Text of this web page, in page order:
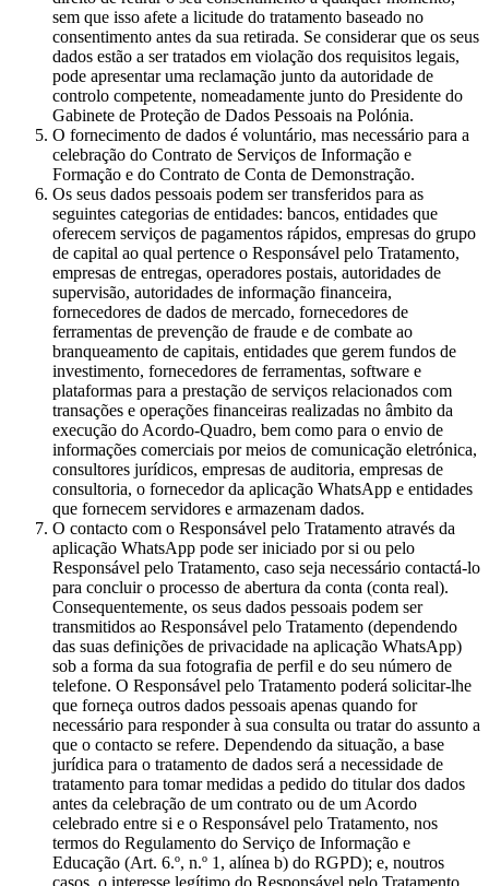
sem que isso afete a licitude do tratamento baseado no
consentimento antes da sua retirada. Se considerar que os seus
dados estão a ser tratados em violação dos requisitos legais,
pode apresentar uma reclamação junto da autoridade de
controlo competente, nomeadamente junto do Presidente do
Gabinete de Proteção de Dados Pessoais na Polónia.
O fornecimento de dados é voluntário, mas necessário para a
celebração do Contrato de Serviços de Informação e
Formação e do Contrato de Conta de Demonstração.
Os seus dados pessoais podem ser transferidos para as
seguintes categorias de entidades: bancos, entidades que
oferecem serviços de pagamentos rápidos, empresas do grupo
de capital ao qual pertence o Responsável pelo Tratamento,
empresas de entregas, operadores postais, autoridades de
supervisão, autoridades de informação financeira,
fornecedores de dados de mercado, fornecedores de
ferramentas de prevenção de fraude e de combate ao
branqueamento de capitais, entidades que gerem fundos de
investimento, fornecedores de ferramentas, software e
plataformas para a prestação de serviços relacionados com
transações e operações financeiras realizadas no âmbito da
execução do Acordo-Quadro, bem como para o envio de
informações comerciais por meios de comunicação eletrónica,
consultores jurídicos, empresas de auditoria, empresas de
consultoria, o fornecedor da aplicação WhatsApp e entidades
que fornecem servidores e armazenam dados.
O contacto com o Responsável pelo Tratamento através da
aplicação WhatsApp pode ser iniciado por si ou pelo
Responsável pelo Tratamento, caso seja necessário contactá-lo
para concluir o processo de abertura da conta (conta real).
Consequentemente, os seus dados pessoais podem ser
transmitidos ao Responsável pelo Tratamento (dependendo
das suas definições de privacidade na aplicação WhatsApp)
sob a forma da sua fotografia de perfil e do seu número de
telefone. O Responsável pelo Tratamento poderá solicitar-lhe
que forneça outros dados pessoais apenas quando for
necessário para responder à sua consulta ou tratar do assunto a
que o contacto se refere. Dependendo da situação, a base
jurídica para o tratamento de dados será a necessidade de
tratamento para tomar medidas a pedido do titular dos dados
antes da celebração de um contrato ou de um Acordo
celebrado entre si e o Responsável pelo Tratamento, nos
termos do Regulamento do Serviço de Informação e
Educação (Art. 6.º, n.º 1, alínea b) do RGPD); e, noutros
casos, o interesse legítimo do Responsável pelo Tratamento